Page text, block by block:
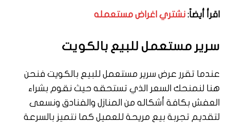
اقرأ أيضاً: نشتري اغراض مستعمله
سرير مستعمل للبيع بالكويت
عندما تقرر عرض سرير مستعمل للبيع بالكويت فنحن
هنا لنمنحك السعر الذي تستحقه حيث نقوم بشراء
العفش بكافة أشكاله من المنازل والفنادق ونسعى
لتقديم تجربة بيع مريحة للعميل كما نتميز بالسرعة